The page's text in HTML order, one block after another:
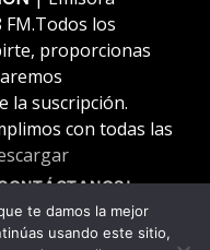
los
proporcionas
la suscripción.
con todas las
te damos la mejor
usando este sitio,